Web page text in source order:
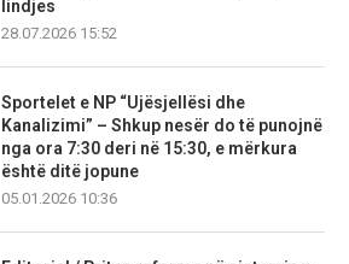
lindjes
28.07.2026 15:52
Sportelet e NP “Ujësjellësi dhe
Kanalizimi” – Shkup nesër do të punojnë
nga ora 7:30 deri në 15:30, e mërkura
është ditë jopune
05.01.2026 10:36